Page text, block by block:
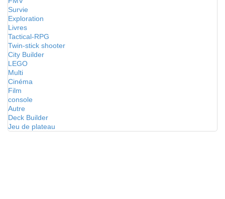
Survie
Exploration
Livres
Tactical-RPG
Twin-stick shooter
City Builder
LEGO
Multi
Cinéma
Film
console
Autre
Deck Builder
Jeu de plateau